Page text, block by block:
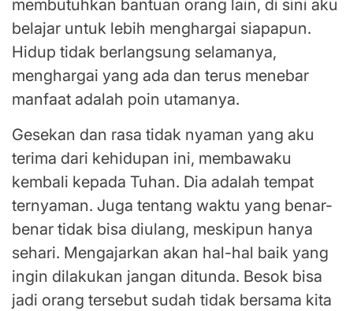
membutuhkan bantuan orang lain, di sini aku
belajar untuk lebih menghargai siapapun.
Hidup tidak berlangsung selamanya,
menghargai yang ada dan terus menebar
manfaat adalah poin utamanya.
Gesekan dan rasa tidak nyaman yang aku
terima dari kehidupan ini, membawaku
kembali kepada Tuhan. Dia adalah tempat
ternyaman. Juga tentang waktu yang benar-
benar tidak bisa diulang, meskipun hanya
sehari. Mengajarkan akan hal-hal baik yang
ingin dilakukan jangan ditunda. Besok bisa
jadi orang tersebut sudah tidak bersama kita